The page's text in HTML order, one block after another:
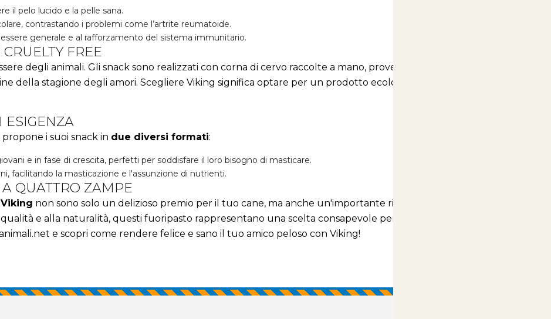
il pelo lucido e la pelle sana.
contrastando i problemi come l’artrite reumatoide.
generale e al rafforzamento del sistema immunitario.
FREE
degli animali. Gli snack sono realizzati con corna di cervo raccolte a mano, provenienti da esemplari che
della stagione degli amori. Scegliere Viking significa optare per un prodotto ecologico, rispettoso della fauna
ESIGENZA
i suoi snack in due diversi formati:
e in fase di crescita, perfetti per soddisfare il loro bisogno di masticare.
facilitando la masticazione e l'assunzione di nutrienti.
QUATTRO ZAMPE
non sono solo un delizioso premio per il tuo cane, ma anche un'importante risorsa per la sua salute e il suo
e alla naturalità, questi fuoripasto rappresentano una scelta consapevole per ogni proprietario amante
e scopri come rendere felice e sano il tuo amico peloso con Viking!